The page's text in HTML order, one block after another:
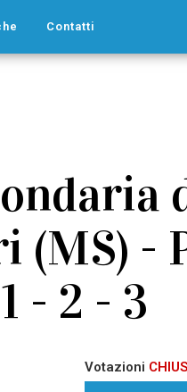
Contatti
(MS) -
1 - 2 - 3
Votazioni